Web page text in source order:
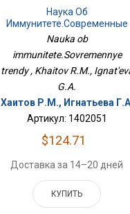
Наука Об
Иммунитете.Современные
Тренды
Nauka ob
immunitete.Sovremennye
trendy , Khaitov R.M.,
G.A.
Хаитов Р.М., Игнатьева
Артикул: 1402051
$124.71
Доставка за 14–20 дней
КУПИТЬ